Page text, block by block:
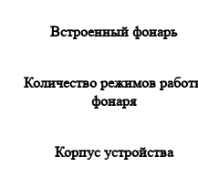
Встроенный фонарь
Количество режимов
фонаря
Корпус устройства